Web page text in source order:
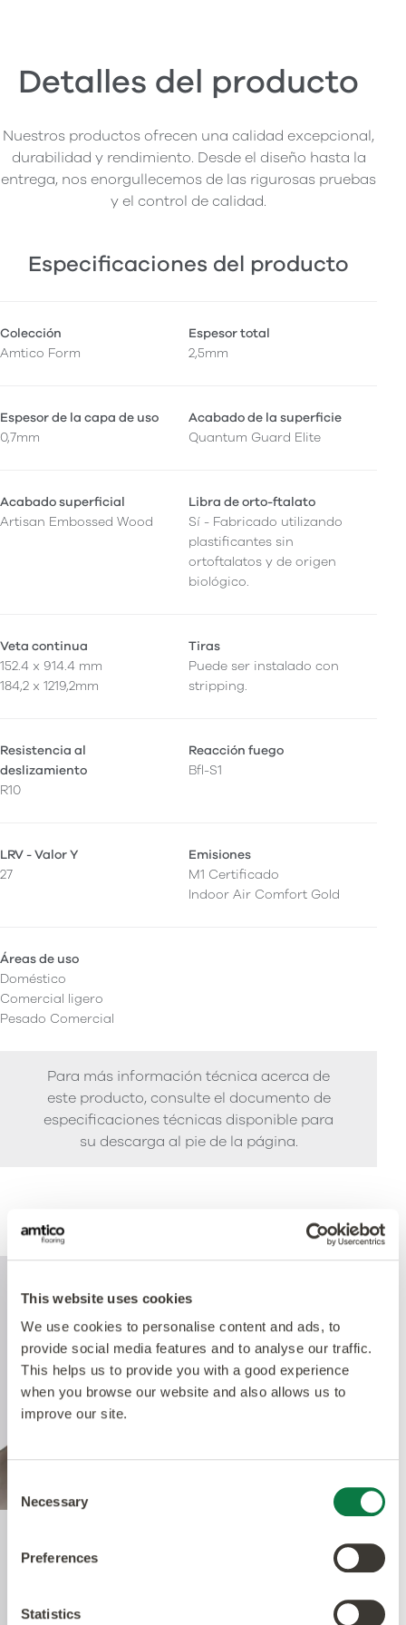
This website uses cookies
We use cookies to personalise content and ads, to
provide social media features and to analyse our traffic.
This helps us to provide you with a good experience
when you browse our website and also allows us to
improve our site.
Selection
Necessary
Preferences
Statistics
Detalles del producto
Nuestros productos ofrecen una calidad excepcional,
durabilidad y rendimiento. Desde el diseño hasta la
entrega, nos enorgullecemos de las rigurosas pruebas
y el control de calidad.
Especificaciones del producto
Colección
Amtico Form
Espesor total
2,5mm
Espesor de la capa de uso
0,7mm
Acabado de la superficie
Quantum Guard Elite
Acabado superficial
Artisan Embossed Wood
Libra de orto-ftalato
Sí - Fabricado utilizando
plastificantes sin
ortoftalatos y de origen
biológico.
Veta continua
152.4 x 914.4 mm
184,2 x 1219,2mm
Tiras
Puede ser instalado con
stripping.
Resistencia al
deslizamiento
R10
Reacción fuego
Bfl-S1
LRV - Valor Y
27
Emisiones
M1 Certificado
Indoor Air Comfort Gold
Áreas de uso
Doméstico
Comercial ligero
Pesado Comercial
Para más información técnica acerca de
este producto, consulte el documento de
especificaciones técnicas disponible para
su descarga al pie de la página.
Quantum Guard Elite